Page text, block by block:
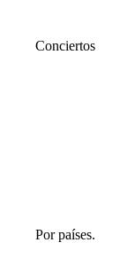
Conciertos
Por países.